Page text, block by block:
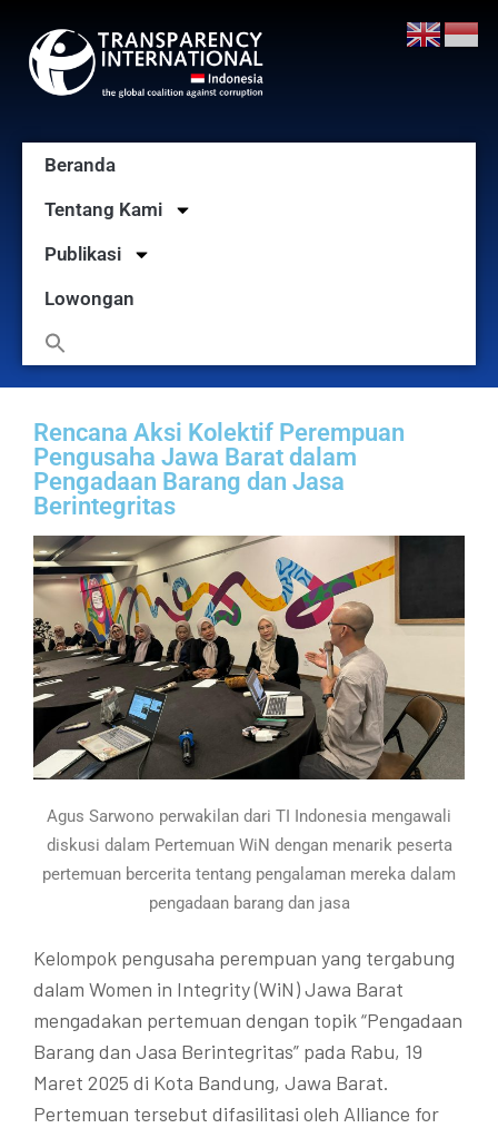
Beranda
Tentang Kami
Publikasi
Lowongan
Rencana Aksi Kolektif Perempuan
Pengusaha Jawa Barat dalam
Pengadaan Barang dan Jasa
Berintegritas
Agus Sarwono perwakilan dari TI Indonesia mengawali
diskusi dalam Pertemuan WiN dengan menarik peserta
pertemuan bercerita tentang pengalaman mereka dalam
pengadaan barang dan jasa
Kelompok pengusaha perempuan yang tergabung
dalam Women in Integrity (WiN) Jawa Barat
mengadakan pertemuan dengan topik “Pengadaan
Barang dan Jasa Berintegritas” pada Rabu, 19
Maret 2025 di Kota Bandung, Jawa Barat.
Pertemuan tersebut difasilitasi oleh Alliance for